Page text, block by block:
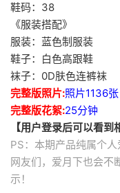
鞋码：38
《服装搭配》
服装：蓝色制服装
鞋子：白色高跟鞋
袜子：0D肤色连裤袜
完整版照片:照片1136张
完整版花絮:25分钟
【用户登录后可以看到
PS：本期产品纯属个
网友们，爱月下也会不
示！